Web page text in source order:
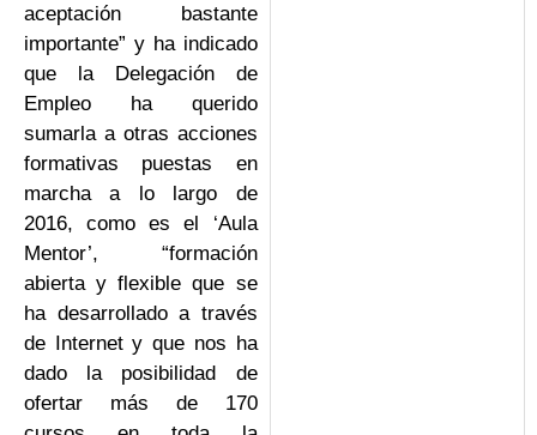
aceptación bastante
importante” y ha indicado
que la Delegación de
Empleo ha querido
sumarla a otras acciones
formativas puestas en
marcha a lo largo de
2016, como es el ‘Aula
Mentor’, “formación
abierta y flexible que se
ha desarrollado a través
de Internet y que nos ha
dado la posibilidad de
ofertar más de 170